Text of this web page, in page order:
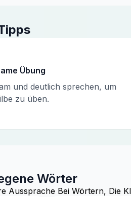
Übung
und deutlich sprechen, um
zu üben.
Wörter
Aussprache Bei Wörtern, Die